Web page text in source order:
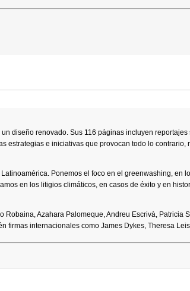
diseño renovado. Sus 116 páginas incluyen
estrategias e iniciativas que provocan todo lo contrario,
Ponemos el foco en el greenwashing, en
en los litigios climáticos, en casos de éxito y en
Robaina, Azahara Palomeque, Andreu Escrivà, Patricia
firmas internacionales como James Dykes, Theresa